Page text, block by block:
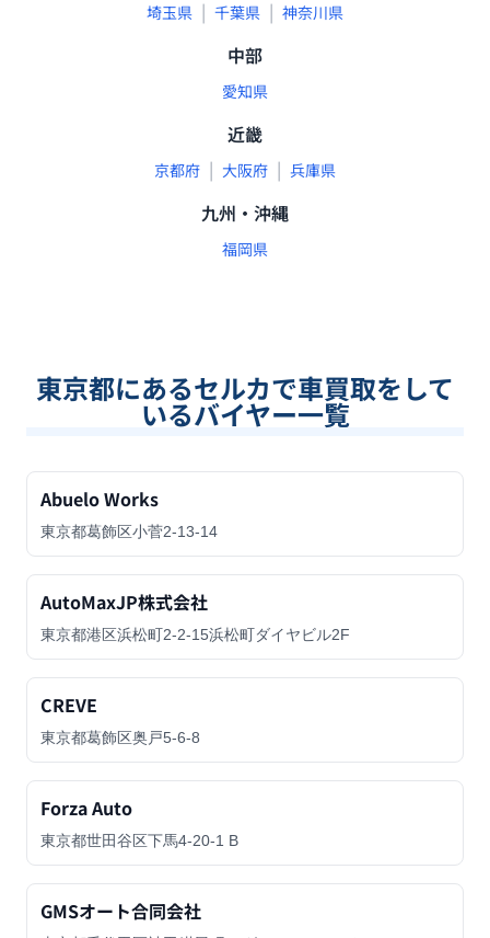
埼玉県 | 千葉県 | 神奈川県
中部
愛知県
近畿
京都府 | 大阪府 | 兵庫県
九州・沖縄
福岡県
東京都にあるセルカで車買取をして
いるバイヤー一覧
Abuelo Works
東京都葛飾区小菅2-13-14
AutoMaxJP株式会社
東京都港区浜松町2-2-15浜松町ダイヤビル2F
CREVE
東京都葛飾区奥戸5-6-8
Forza Auto
東京都世田谷区下馬4-20-1 B
GMSオート合同会社